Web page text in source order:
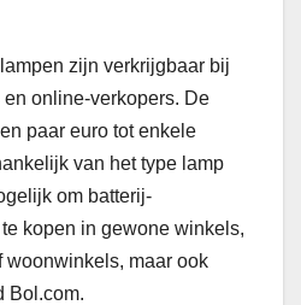
zijn verkrijgbaar bij
online-verkopers. De
paar euro tot enkele
van het type lamp
om batterij-
kopen in gewone winkels,
woonwinkels, maar ook
Bol.com.